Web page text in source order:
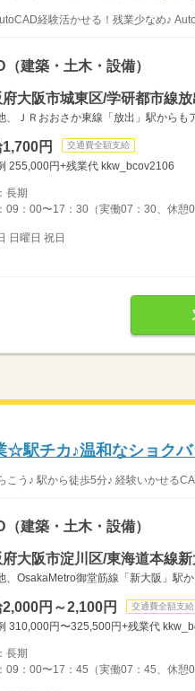
経験活かせる！残業少なめ♪
（建築・土木・設備）
大阪市城東区/学研都市線放
、ＪＲおおさか東線「放出」駅からも
1,700円 交通費全額支給
255,000円+残業代 kkw_bcov2106
：長期
09：00〜17：30（実働07：30、休憩
日曜日 祝日
☆駅チカ♪温和なショク
こう♪ 駅から徒歩5分♪ 経験いかせる
（建築・土木・設備）
大阪市淀川区/東海道本線新
、OsakaMetro御堂筋線「新大阪」駅
2,000円～2,100円 交通費全額支給
310,000円〜325,500円+残業代
：長期
09：00〜17：45（実働07：45、休憩